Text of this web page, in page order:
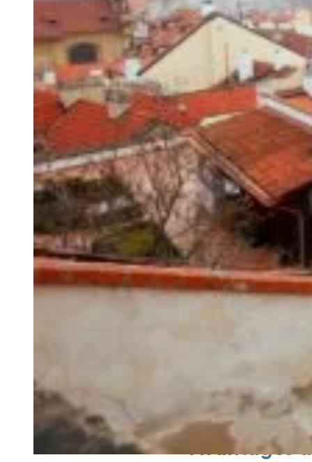
Contexte
Nantes
Pourquoi la
votre
La toiture est le
variations climatiques
toiture vieillissante ou
dégradation
améliorer l’isolation
toiture est
Spécificités
Les réglementations
centre-ville ou sur
compatibles avec le
Avantages